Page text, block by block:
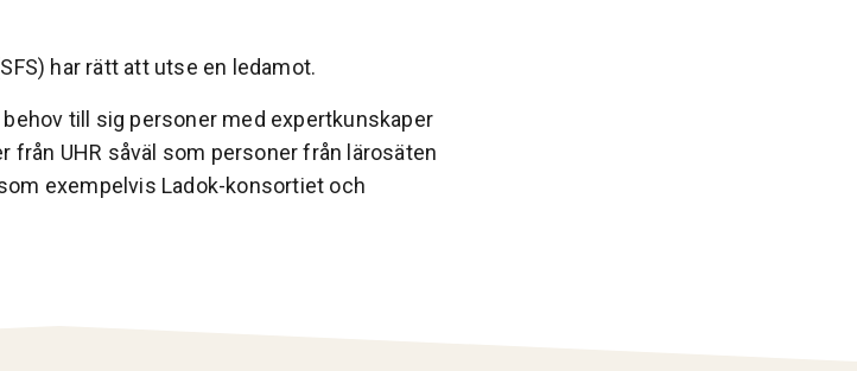
har rätt att utse en ledamot.
till sig personer med expertkunskaper
från UHR såväl som personer från lärosäten
exempelvis Ladok-konsortiet och